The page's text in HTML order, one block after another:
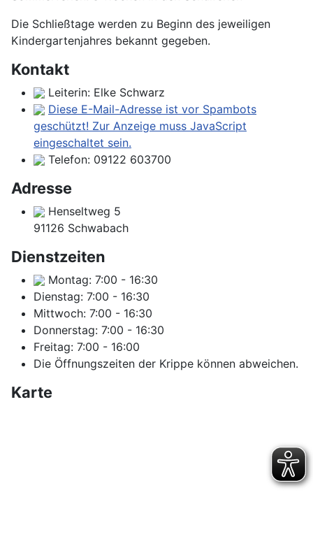
Die Schließtage werden zu Beginn des jeweiligen
Kindergartenjahres bekannt gegeben.
Kontakt
Leiterin: Elke Schwarz
Diese E-Mail-Adresse ist vor Spambots
geschützt! Zur Anzeige muss JavaScript
eingeschaltet sein.
Telefon: 09122 603700
Adresse
Henseltweg 5
91126 Schwabach
Dienstzeiten
Montag: 7:00 - 16:30
Dienstag: 7:00 - 16:30
Mittwoch: 7:00 - 16:30
Donnerstag: 7:00 - 16:30
Freitag: 7:00 - 16:00
Die Öffnungszeiten der Krippe können abweichen.
Karte